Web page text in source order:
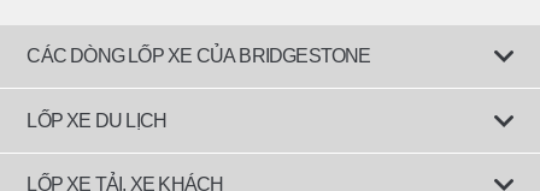
CÁC DÒNG LỐP XE CỦA BRIDGESTONE
LỐP XE DU LỊCH
Lốp êm ái
LỐP XE TẢI, XE KHÁCH